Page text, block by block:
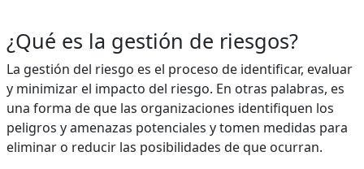
¿Qué es la gestión de riesgos?
La gestión del riesgo es el proceso de identificar, evaluar
y minimizar el impacto del riesgo. En otras palabras, es
una forma de que las organizaciones identifiquen los
peligros y amenazas potenciales y tomen medidas para
eliminar o reducir las posibilidades de que ocurran.